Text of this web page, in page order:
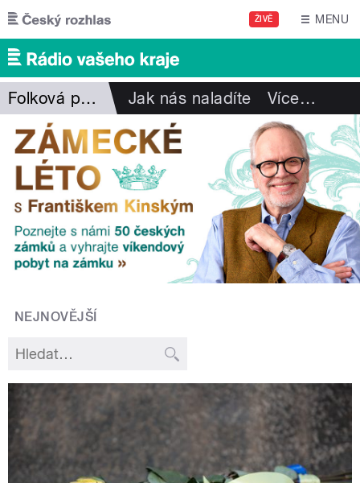
Přejít k hlavnímu obsahu
ŽIVĚ MENU
Folková pohlazení Jak nás naladíte Více…
NEJNOVĚJŠÍ